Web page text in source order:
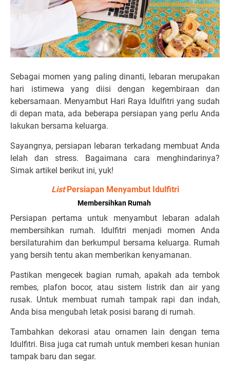
Sebagai momen yang paling dinanti, lebaran merupakan
hari istimewa yang diisi dengan kegembiraan dan
kebersamaan. Menyambut Hari Raya Idulfitri yang sudah
di depan mata, ada beberapa persiapan yang perlu Anda
lakukan bersama keluarga.
Sayangnya, persiapan lebaran terkadang membuat Anda
lelah dan stress. Bagaimana cara menghindarinya?
Simak artikel berikut ini, yuk!
ListPersiapan Menyambut Idulfitri
Membersihkan Rumah
Persiapan pertama untuk menyambut lebaran adalah
membersihkan rumah. Idulfitri menjadi momen Anda
bersilaturahim dan berkumpul bersama keluarga. Rumah
yang bersih tentu akan memberikan kenyamanan.
Pastikan mengecek bagian rumah, apakah ada tembok
rembes, plafon bocor, atau sistem listrik dan air yang
rusak. Untuk membuat rumah tampak rapi dan indah,
Anda bisa mengubah letak posisi barang di rumah.
Tambahkan dekorasi atau ornamen lain dengan tema
Idulfitri. Bisa juga cat rumah untuk memberi kesan hunian
tampak baru dan segar.